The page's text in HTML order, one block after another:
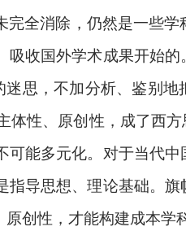
全消除，仍然是一些
收国外学术成果开始
思，不加分析、鉴别
性、原创性，成了西方
能多元化。对于当代
导思想、理论基础。
创性，才能构建成本学